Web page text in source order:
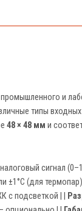
и
типы входных
48 × 48 мм и
сигнал
±1°C (для термопар)
с подсветкой | |